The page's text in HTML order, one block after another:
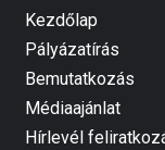
Kezdőlap
Pályázatírás
Bemutatkozás
Médiaajánlat
Hírlevél